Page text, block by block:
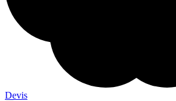
Devis